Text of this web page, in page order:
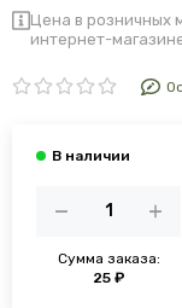
Цена в розничных
интернет-
Сумма заказа:
25 ₽